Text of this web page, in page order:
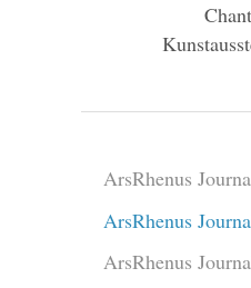
ArsRhenus
ArsRhenus
ArsRhenus